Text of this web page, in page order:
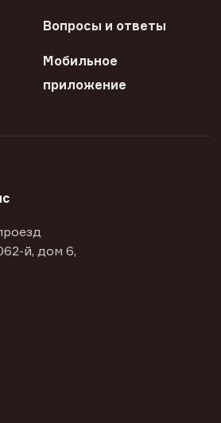
Вопросы и ответы
Мобильное
приложение
й, дом 6,